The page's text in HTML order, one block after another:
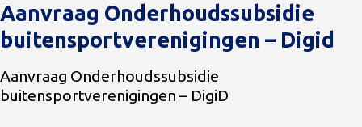
Aanvraag Onderhoudssubsidie
buitensportverenigingen – Digid
Aanvraag Onderhoudssubsidie
buitensportverenigingen – DigiD